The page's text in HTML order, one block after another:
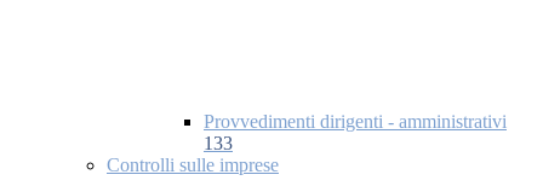
Provvedimenti dirigenti - amministrativi
133
Controlli sulle imprese